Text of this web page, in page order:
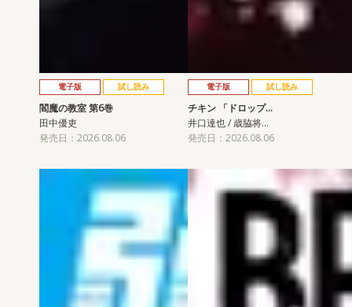
電子版 試し読み
閻魔の教室 第6巻
田中優吏
発売日：2026.08.06
電子版 試し読み
チキン 「ドロップ…
井口達也 / 歳脇将…
発売日：2026.08.06